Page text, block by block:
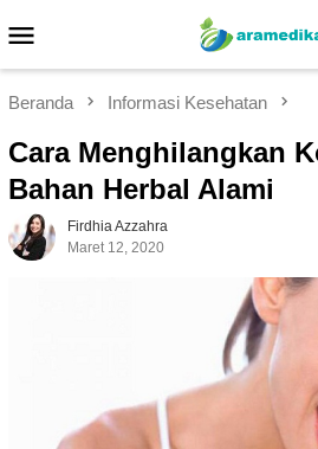
ke
kontenMobile
Beranda Informasi Kesehatan
Cara Menghilangkan
Bahan Herbal Alami
Firdhia Azzahra
Maret 12, 2020